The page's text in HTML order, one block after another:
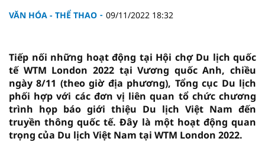
VĂN HÓA - THỂ THAO 09/11/2022 18:32
Tiếp nối những hoạt động tại Hội chợ Du lịch quốc
tế WTM London 2022 tại Vương quốc Anh, chiều
ngày 8/11 (theo giờ địa phương), Tổng cục Du lịch
phối hợp với các đơn vị liên quan tổ chức chương
trình họp báo giới thiệu Du lịch Việt Nam đến
truyền thông quốc tế. Đây là một hoạt động quan
trọng của Du lịch Việt Nam tại WTM London 2022.